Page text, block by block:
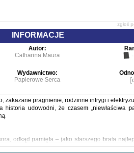
zgłoś
INFORMACJE
Autor:
Catharina Maura
-
Wydawnictwo:
Papierowe Serca
zakazane pragnienie, rodzinne intrygi i
historia udowodni, że czasem „niewłaściwa
odkąd pamięta – jako starszego brata
i narzeczonego swojej siostry. Według